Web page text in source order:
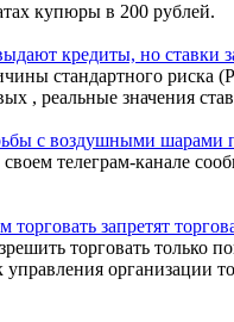
купюры в 200 рублей.
кредиты, но ставки
стандартного риска
, реальные значения
с воздушными шарами
телеграм-канале
торговать запретят
торговать
управления